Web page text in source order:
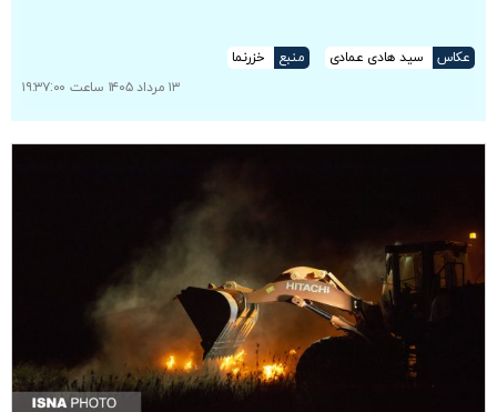
عکاس سید هادی عمادی منبع
خزرنما
۱۳ مرداد ۱۴۰۵ ساعت ۱۹:۳۷:۰۰